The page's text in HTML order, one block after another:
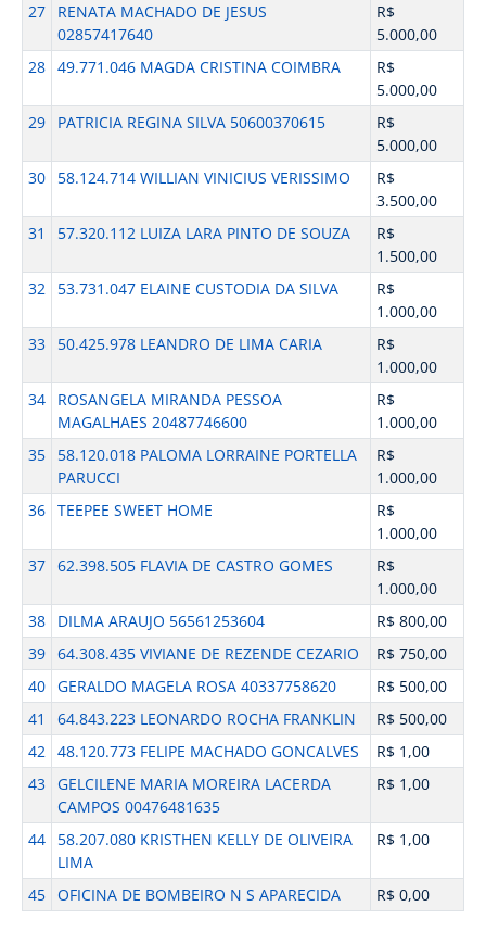
27
RENATA MACHADO DE JESUS
02857417640
R$
5.000,00
28 49.771.046 MAGDA CRISTINA COIMBRA
R$
5.000,00
29
PATRICIA REGINA SILVA 50600370615
R$
5.000,00
30
58.124.714 WILLIAN VINICIUS VERISSIMO
R$
3.500,00
31
57.320.112 LUIZA LARA PINTO DE SOUZA
R$
1.500,00
32
53.731.047 ELAINE CUSTODIA DA SILVA
R$
1.000,00
33
50.425.978 LEANDRO DE LIMA CARIA
R$
1.000,00
34
ROSANGELA MIRANDA PESSOA
MAGALHAES 20487746600
R$
1.000,00
35
58.120.018 PALOMA LORRAINE PORTELLA
PARUCCI
R$
1.000,00
36 TEEPEE SWEET HOME
R$
1.000,00
37 62.398.505 FLAVIA DE CASTRO GOMES
R$
1.000,00
38
DILMA ARAUJO 56561253604
R$ 800,00
39 64.308.435 VIVIANE DE REZENDE CEZARIO
R$ 750,00
40 GERALDO MAGELA ROSA 40337758620
R$ 500,00
41
64.843.223 LEONARDO ROCHA FRANKLIN
R$ 500,00
42 48.120.773 FELIPE MACHADO GONCALVES
R$ 1,00
43
GELCILENE MARIA MOREIRA LACERDA
CAMPOS 00476481635
R$ 1,00
44
58.207.080 KRISTHEN KELLY DE OLIVEIRA
LIMA
R$ 1,00
45 OFICINA DE BOMBEIRO N S APARECIDA R$ 0,00